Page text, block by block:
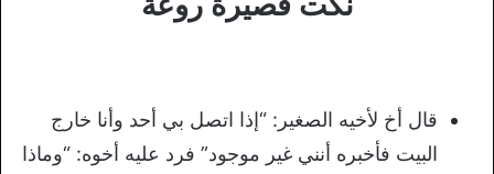
قال أخ لأخيه الصغير: “إذا اتصل بي أحد وأنا خارج
البيت فأخبره أنني غير موجود” فرد عليه أخوه: “وماذا